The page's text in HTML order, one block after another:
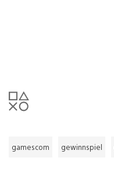
gamescom gewinnspiel